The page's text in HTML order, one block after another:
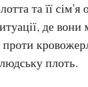
та її
де
плоть.